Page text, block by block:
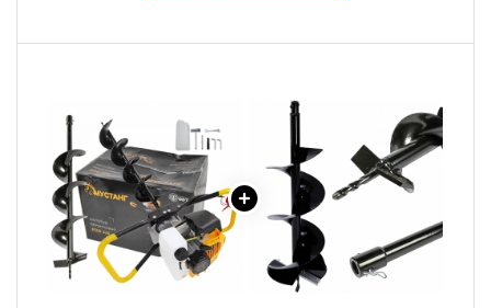
Unelte altoit
Unelte manuale de gradina -
Stropitori
Folie si plase pt plante
Masini de maturat manuale
Masini batut stalpi